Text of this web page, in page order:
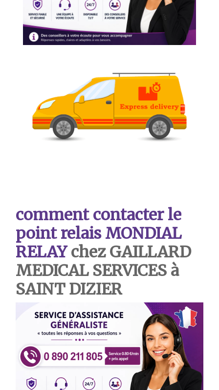
comment contacter le
point relais MONDIAL
RELAYchez GAILLARD
MEDICAL SERVICES à
SAINT DIZIER